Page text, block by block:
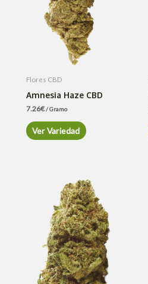
Flores CBD
Amnesia Haze CBD
7.26€/ Gramo
Ver Variedad